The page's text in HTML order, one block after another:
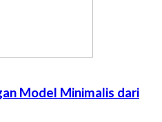
Model Minimalis dari